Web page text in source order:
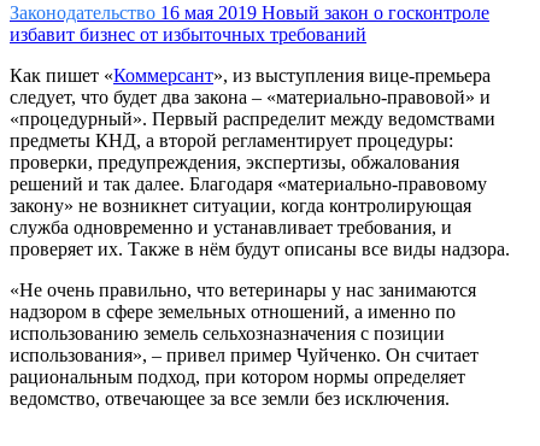
Законодательство 16 мая 2019 Новый закон о госконтроле
избавит бизнес от избыточных требований
Как пишет «Коммерсант», из выступления вице-премьера
следует, что будет два закона – «материально-правовой» и
«процедурный». Первый распределит между ведомствами
предметы КНД, а второй регламентирует процедуры:
проверки, предупреждения, экспертизы, обжалования
решений и так далее. Благодаря «материально-правовому
закону» не возникнет ситуации, когда контролирующая
служба одновременно и устанавливает требования, и
проверяет их. Также в нём будут описаны все виды надзора.
«Не очень правильно, что ветеринары у нас занимаются
надзором в сфере земельных отношений, а именно по
использованию земель сельхозназначения с позиции
использования», – привел пример Чуйченко. Он считает
рациональным подход, при котором нормы определяет
ведомство, отвечающее за все земли без исключения.